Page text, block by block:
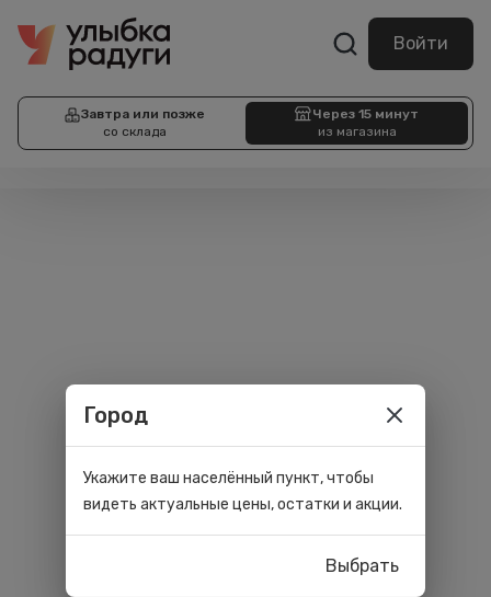
Войти
Завтра или позже
со склада
Через 15 минут
из магазина
Город
Укажите ваш населённый пункт, чтобы
видеть актуальные цены, остатки и акции.
Выбрать